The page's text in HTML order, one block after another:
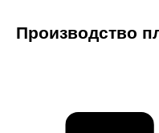
Производство